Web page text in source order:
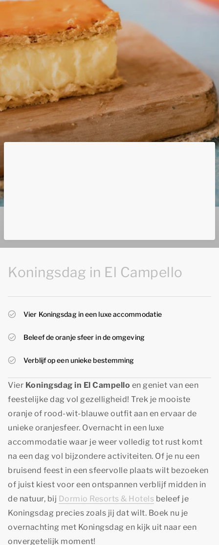
Koningsdag in El Campello
Vier Koningsdag in een luxe accommodatie
Beleef de oranje sfeer in de omgeving
Verblijf op een unieke bestemming
Vier Koningsdag in El Campello en geniet van een
feestelijke dag vol gezelligheid! Trek je mooiste
oranje of rood-wit-blauwe outfit aan en ervaar de
unieke oranjesfeer. Overnacht in een luxe
accommodatie waar je weer volledig tot rust komt
na een dag vol bijzondere activiteiten. Of je nu een
bruisend feest in een sfeervolle plaats wilt bezoeken
of juist kiest voor een ontspannen verblijf midden in
de natuur, bij Dormio Resorts & Hotels beleef je
Koningsdag precies zoals jij dat wilt. Boek nu je
overnachting met Koningsdag en kijk uit naar een
onvergetelijk moment!